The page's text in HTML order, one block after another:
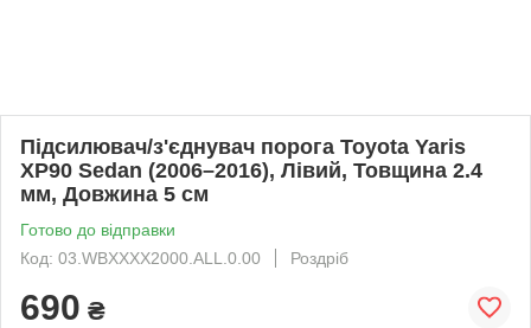
Підсилювач/з'єднувач порога Toyota Yaris
XP90 Sedan (2006–2016), Лівий, Товщина 2.4
мм, Довжина 5 см
Готово до відправки
Код: 03.WBXXXX2000.ALL.0.00
Роздріб
690 ₴